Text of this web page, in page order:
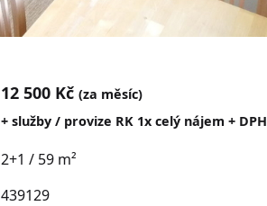
12 500 Kč (za měsíc)
+ služby / provize RK 1x celý nájem + DPH
2+1 / 59 m²
439129